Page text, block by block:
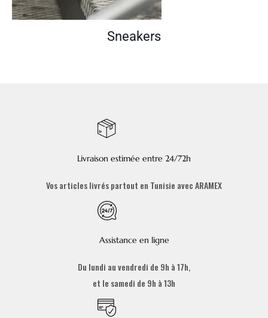
Sneakers
Livraison estimée entre 24/72h
Vos articles livrés partout en Tunisie avec ARAMEX
Assistance en ligne
Du lundi au vendredi de 9h à 17h,
et le samedi de 9h à 13h